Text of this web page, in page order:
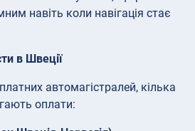
навіть коли навігація стає
в Швеції
автомагістралей, кілька
оплати: